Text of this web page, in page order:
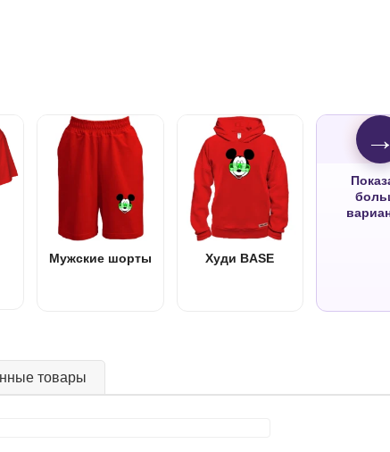
Мужские шорты Худи BASE
→
товары